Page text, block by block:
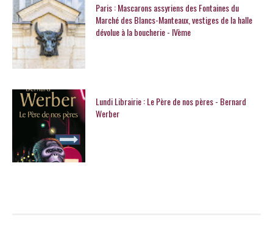
Paris : Mascarons assyriens des Fontaines du
Marché des Blancs-Manteaux, vestiges de la halle
dévolue à la boucherie - IVème
Lundi Librairie : Le Père de nos pères - Bernard
Werber